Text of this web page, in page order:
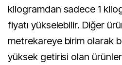
kilogramdan sadece 1
fiyatı yükselebilir. Diğer
metrekareye birim olarak
yüksek getirisi olan